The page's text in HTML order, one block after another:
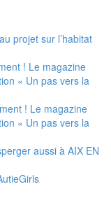
projet sur l’habitat
! Le magazine
« Un pas vers la
! Le magazine
« Un pas vers la
aussi à AIX EN